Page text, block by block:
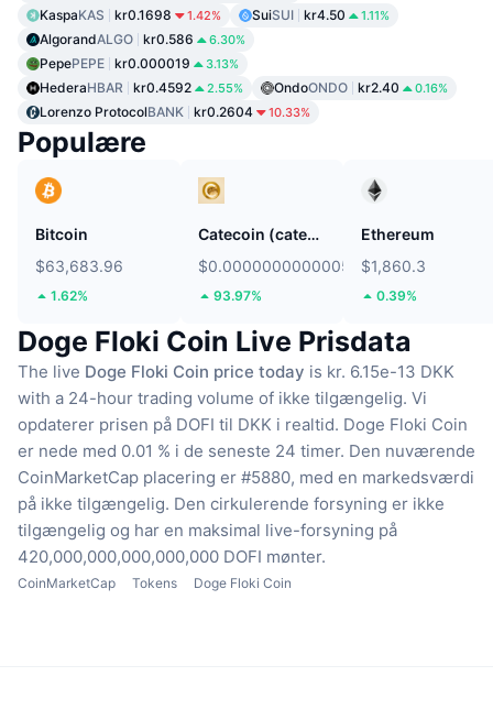
KaspaKAS kr0.1698 1.42% SuiSUI kr4.50 1.11%
AlgorandALGO kr0.586 6.30%
PepePEPE kr0.000019 3.13%
HederaHBAR kr0.4592 2.55% OndoONDO kr2.40 0.16%
Lorenzo ProtocolBANK kr0.2604 10.33%
Populære
Bitcoin
$63,683.96
1.62%
Catecoin (catecoin.shop)
$0.0000000000005774
93.97%
Ethereum
$1,860.3
0.39%
Doge Floki Coin Live Prisdata
The live Doge Floki Coin price today is kr. 6.15e-13 DKK
with a 24-hour trading volume of ikke tilgængelig. Vi
opdaterer prisen på DOFI til DKK i realtid. Doge Floki Coin
er nede med 0.01 % i de seneste 24 timer. Den nuværende
CoinMarketCap placering er #5880, med en markedsværdi
på ikke tilgængelig. Den cirkulerende forsyning er ikke
tilgængelig og har en maksimal live-forsyning på
420,000,000,000,000,000 DOFI mønter.
CoinMarketCap Tokens Doge Floki Coin